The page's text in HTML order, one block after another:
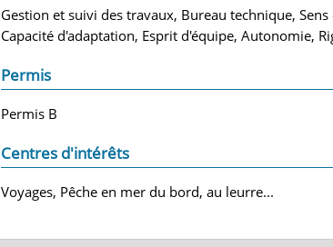
Gestion et suivi des travaux, Bureau technique,
Capacité d'adaptation, Esprit d'équipe, Autonomie,
Permis
Permis B
Centres d'intérêts
Voyages, Pêche en mer du bord, au leurre...